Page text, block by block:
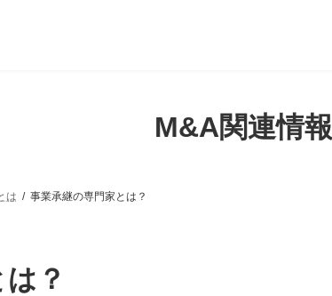
M&A関連情報
は 事業承継の専門家とは？
？